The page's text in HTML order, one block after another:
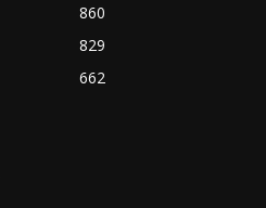
860
829
662